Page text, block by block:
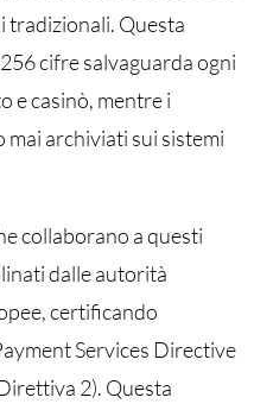
tradizionali. Questa
cifre salvaguarda ogni
e casinò, mentre i
archiviati sui sistemi
collaborano a questi
dalle autorità
certificando
Services Directive
2). Questa